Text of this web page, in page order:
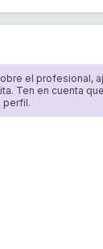
el profesional,
Ten en cuenta
perfil.